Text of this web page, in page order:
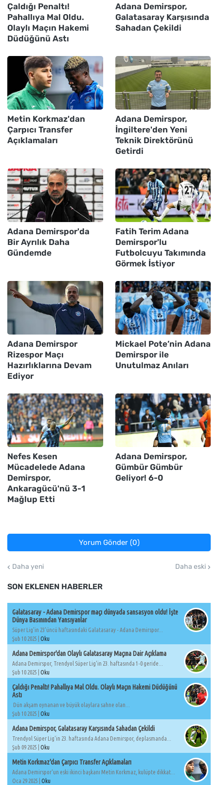
Çaldığı Penaltı!
Pahallıya Mal Oldu.
Olaylı Maçın Hakemi
Düdüğünü Astı
Adana Demirspor,
Galatasaray Karşısında
Sahadan Çekildi
Metin Korkmaz'dan
Çarpıcı Transfer
Açıklamaları
Adana Demirspor,
İngiltere'den Yeni
Teknik Direktörünü
Getirdi
Adana Demirspor'da
Bir Ayrılık Daha
Gündemde
Fatih Terim Adana
Demirspor'lu
Futbolcuyu Takımında
Görmek İstiyor
Adana Demirspor
Rizespor Maçı
Hazırlıklarına Devam
Ediyor
Mickael Pote’nin Adana
Demirspor ile
Unutulmaz Anıları
Nefes Kesen
Mücadelede Adana
Demirspor,
Ankaragücü'nü 3-1
Mağlup Etti
Adana Demirspor,
Gümbür Gümbür
Geliyor! 6-0
Yorum Gönder (0)
Daha yeni Daha eski
SON EKLENEN HABERLER
Galatasaray - Adana Demirspor maçı dünyada sansasyon oldu! İşte
Dünya Basınından Yansıyanlar
Süper Lig'in 23'üncü haftasındaki Galatasaray - Adana Demirspor...
Şub 10 2025 | Oku
Adana Demirspor'dan Olaylı Galatasaray Maçına Dair Açıklama
Adana Demirspor, Trendyol Süper Lig'in 23. haftasında 1-0 geride...
Şub 10 2025 | Oku
Çaldığı Penaltı! Pahallıya Mal Oldu. Olaylı Maçın Hakemi Düdüğünü
Astı
Dün akşam oynanan ve büyük olaylara sahne olan...
Şub 10 2025 | Oku
Adana Demirspor, Galatasaray Karşısında Sahadan Çekildi
Trendyol Süper Lig'in 23. haftasında Adana Demirspor, deplasmanda...
Şub 09 2025 | Oku
Metin Korkmaz'dan Çarpıcı Transfer Açıklamaları
Adana Demirspor'un eski ikinci başkanı Metin Korkmaz, kulüpte dikkat...
Oca 29 2025 | Oku